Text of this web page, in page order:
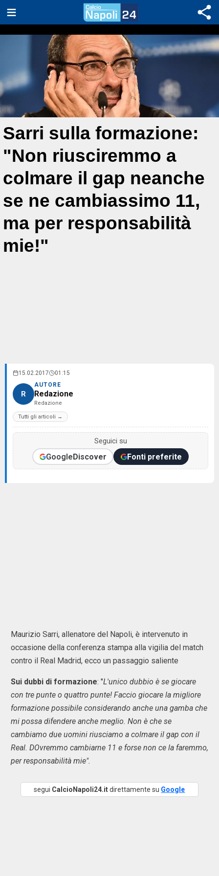
Sarri sulla formazione:
"Non riusciremmo a
colmare il gap neanche
se ne cambiassimo 11,
ma per responsabilità
mie!"
15.02.2017 01:15
R
AUTORE
Redazione
Redazione
Tutti gli articoli →
Seguici su
GoogleDiscover Fonti preferite
Maurizio Sarri, allenatore del Napoli, è intervenuto in
occasione della conferenza stampa alla vigilia del match
contro il Real Madrid, ecco un passaggio saliente
Sui dubbi di formazione: "L'unico dubbio è se giocare
con tre punte o quattro punte! Faccio giocare la migliore
formazione possibile considerando anche una gamba che
mi possa difendere anche meglio. Non è che se
cambiamo due uomini riusciamo a colmare il gap con il
Real. DOvremmo cambiarne 11 e forse non ce la faremmo,
per responsabilità mie".
segui CalcioNapoli24.itdirettamente su Google